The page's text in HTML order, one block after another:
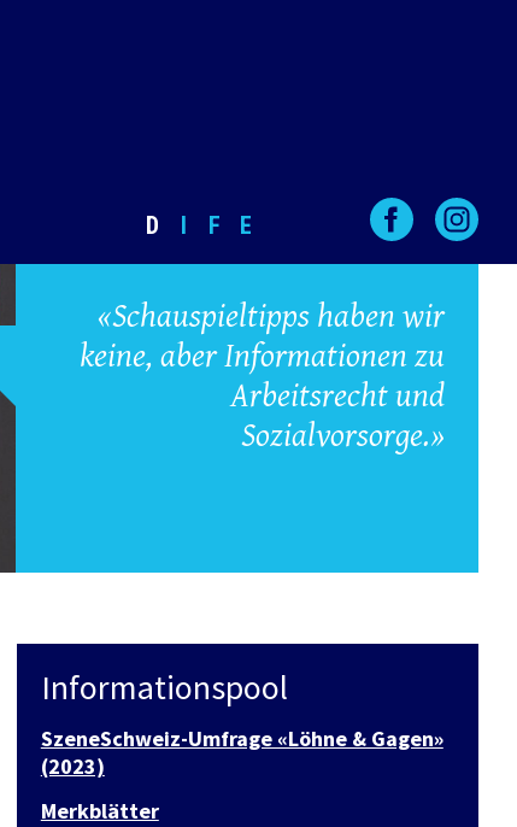
D I F E
«Schauspieltipps haben wir
keine, aber Informationen zu
Arbeitsrecht und
Sozialvorsorge.»
Informationspool
SzeneSchweiz-Umfrage «Löhne & Gagen»
(2023)
Merkblätter